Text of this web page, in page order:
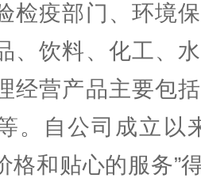
检疫部门、环境
、饮料、化工、
经营产品主要包
。自公司成立以
格和贴心的服务”